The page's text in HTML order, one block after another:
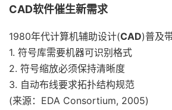
CAD软件催生新需求
1980年代计算机辅助设计(CAD)普及
1. 符号库需要机器可识别格式
2. 符号缩放必须保持清晰度
3. 自动布线要求拓扑结构规范
(来源：EDA Consortium, 2005)